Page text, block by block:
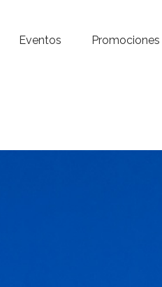
Eventos Promociones